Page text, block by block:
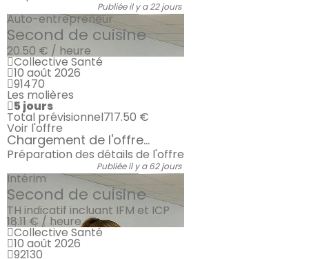
Publiée il y a 22 jours
Auto-entrepreneur
Second de cuisine
20.50 € / heure
Collective Santé
10 août 2026
91470
Les molières
5 jours
Total prévisionnel717.50 €
Voir l'offre
Chargement de l'offre...
Préparation des détails de l'offre
Publiée il y a 62 jours
Intérim
Second de cuisine
TH indicatif incluant IFM et ICP
18.11 € / heure
Collective Santé
10 août 2026
92130